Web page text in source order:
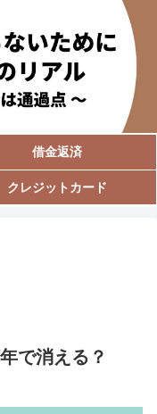
借金返済
クレジットカード
で消える？